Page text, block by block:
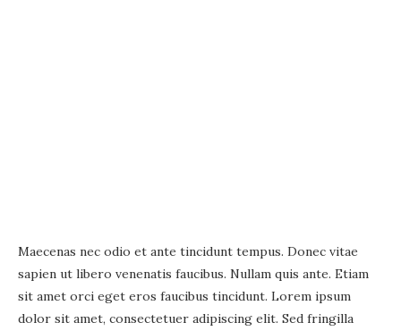
Maecenas nec odio et ante tincidunt tempus. Donec vitae
sapien ut libero venenatis faucibus. Nullam quis ante. Etiam
sit amet orci eget eros faucibus tincidunt. Lorem ipsum
dolor sit amet, consectetuer adipiscing elit. Sed fringilla